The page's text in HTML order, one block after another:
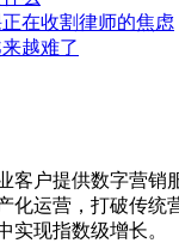
在收割律师的焦虑
越难了
客户提供数字营销
化运营，打破传统
实现指数级增长。